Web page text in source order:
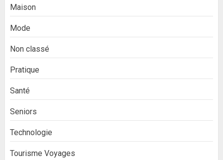
Maison
Mode
Non classé
Pratique
Santé
Seniors
Technologie
Tourisme Voyages